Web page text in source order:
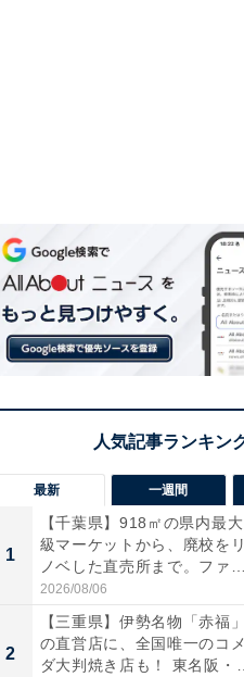
最新 一週間
1
【千葉県】918㎡の県内最大
級マーケットから、廃校をリ
ノベした直売所まで。ファ
ー...
2026/08/06
2
【三重県】伊勢名物「赤福」
の直営店に、全国唯一のコメ
ダ大判焼き店も！ 東名阪・